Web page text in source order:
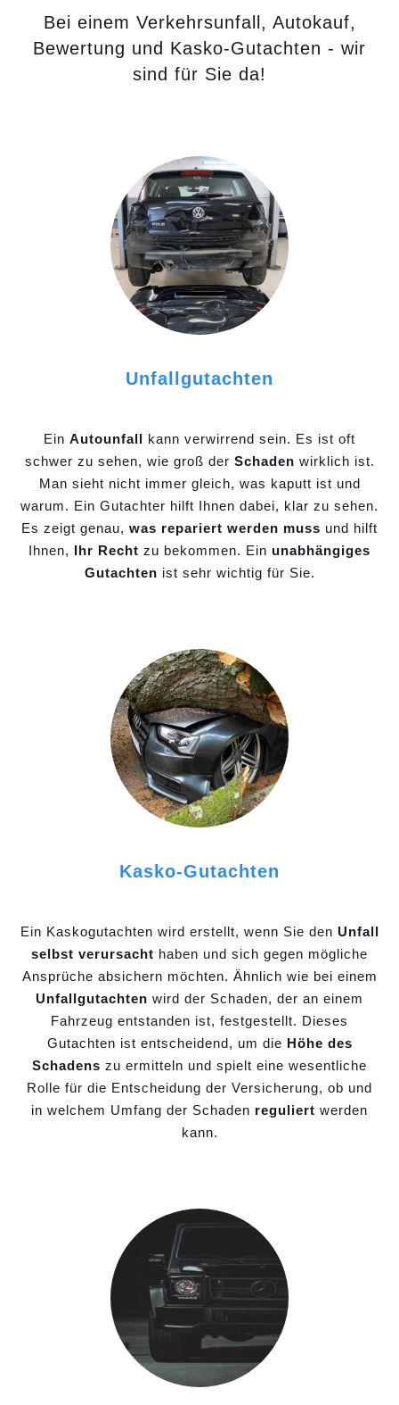
Bei einem Verkehrsunfall, Autokauf,
Bewertung und Kasko-Gutachten - wir
sind für Sie da!
Unfallgutachten
Ein Autounfall kann verwirrend sein. Es ist oft
schwer zu sehen, wie groß der Schaden wirklich ist.
Man sieht nicht immer gleich, was kaputt ist und
warum. Ein Gutachter hilft Ihnen dabei, klar zu sehen.
Es zeigt genau, was repariert werden muss und hilft
Ihnen, Ihr Recht zu bekommen. Ein unabhängiges
Gutachten ist sehr wichtig für Sie.
Kasko-Gutachten
Ein Kaskogutachten wird erstellt, wenn Sie den Unfall
selbst verursacht haben und sich gegen mögliche
Ansprüche absichern möchten. Ähnlich wie bei einem
Unfallgutachten wird der Schaden, der an einem
Fahrzeug entstanden ist, festgestellt. Dieses
Gutachten ist entscheidend, um die Höhe des
Schadens zu ermitteln und spielt eine wesentliche
Rolle für die Entscheidung der Versicherung, ob und
in welchem Umfang der Schaden reguliert werden
kann.